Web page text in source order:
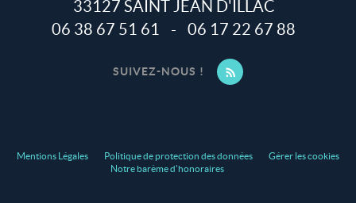
33127 SAINT JEAN D'ILLAC
06 38 67 51 61
- 06 17 22 67 88
SUIVEZ-NOUS !
Mentions Légales Politique de protection des données
Gérer les cookies
Notre barème d'honoraires